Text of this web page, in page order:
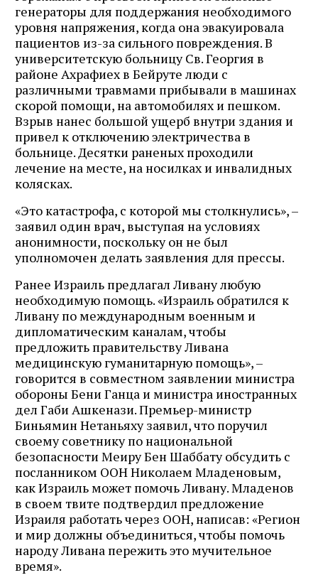
генераторы для поддержания необходимого
уровня напряжения, когда она эвакуировала
пациентов из-за сильного повреждения. В
университетскую больницу Св. Георгия в
районе Ахрафиех в Бейруте люди с
различными травмами прибывали в машинах
скорой помощи, на автомобилях и пешком.
Взрыв нанес большой ущерб внутри здания и
привел к отключению электричества в
больнице. Десятки раненых проходили
лечение на месте, на носилках и инвалидных
колясках.
«Это катастрофа, с которой мы столкнулись», –
заявил один врач, выступая на условиях
анонимности, поскольку он не был
уполномочен делать заявления для прессы.
Ранее Израиль предлагал Ливану любую
необходимую помощь. «Израиль обратился к
Ливану по международным военным и
дипломатическим каналам, чтобы
предложить правительству Ливана
медицинскую гуманитарную помощь», –
говорится в совместном заявлении министра
обороны Бени Ганца и министра иностранных
дел Габи Ашкенази. Премьер-министр
Биньямин Нетаньяху заявил, что поручил
своему советнику по национальной
безопасности Меиру Бен Шаббату обсудить с
посланником ООН Николаем Младеновым,
как Израиль может помочь Ливану. Младенов
в своем твите подтвердил предложение
Израиля работать через ООН, написав: «Регион
и мир должны объединиться, чтобы помочь
народу Ливана пережить это мучительное
время».